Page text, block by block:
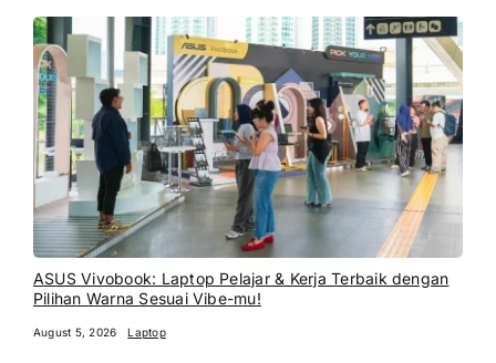
ASUS Vivobook: Laptop Pelajar & Kerja Terbaik dengan
Pilihan Warna Sesuai Vibe-mu!
August 5, 2026 Laptop